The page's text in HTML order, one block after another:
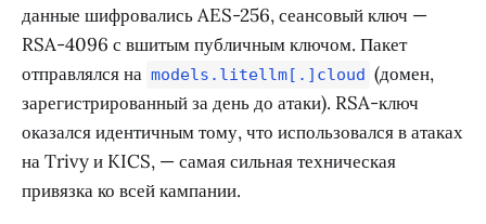
данные шифровались AES-256, сеансовый ключ —
RSA-4096 с вшитым публичным ключом. Пакет
отправлялся на models.litellm[.]cloud (домен,
зарегистрированный за день до атаки). RSA-ключ
оказался идентичным тому, что использовался в атаках
на Trivy и KICS, — самая сильная техническая
привязка ко всей кампании.